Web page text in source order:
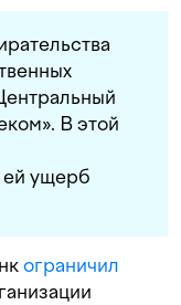
В этой
ей ущерб
ограничил